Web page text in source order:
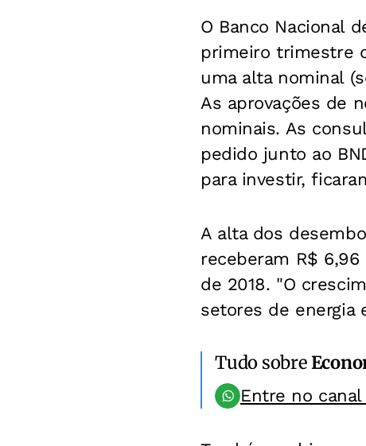
O Banco Nacional
primeiro trimestre
uma alta nominal
As aprovações de
nominais. As
pedido junto ao
para investir,
A alta dos
receberam R$
de 2018. "O
setores de energia
Tudo sobre
Entre no